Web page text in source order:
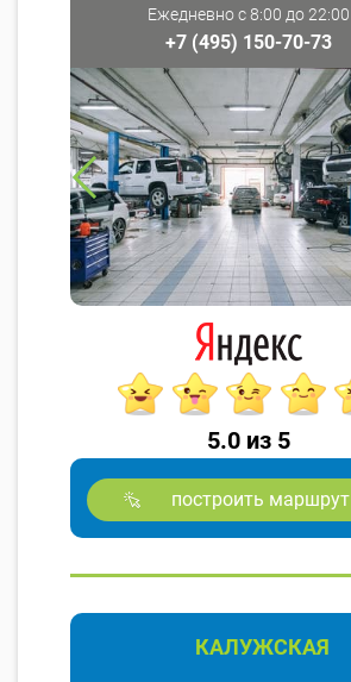
Ежедневно с 8:00 до 22:00
+7 (495) 150-70-73
5.0 из 5
построить маршрут
КАЛУЖСКАЯ